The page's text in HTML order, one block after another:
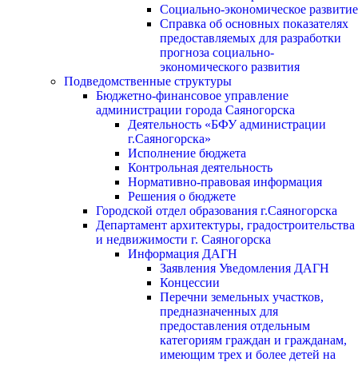
Социально-экономическое развитие
Справка об основных показателях
предоставляемых для разработки
прогноза социально-
экономического развития
Подведомственные структуры
Бюджетно-финансовое управление
администрации города Саяногорска
Деятельность «БФУ администрации
г.Саяногорска»
Исполнение бюджета
Контрольная деятельность
Нормативно-правовая информация
Решения о бюджете
Городской отдел образования г.Саяногорска
Департамент архитектуры, градостроительства
и недвижимости г. Саяногорска
Информация ДАГН
Заявления Уведомления ДАГН
Концессии
Перечни земельных участков,
предназначенных для
предоставления отдельным
категориям граждан и гражданам,
имеющим трех и более детей на